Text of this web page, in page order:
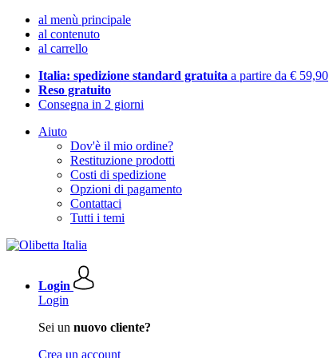
al menù principale
al contenuto
al carrello
Italia: spedizione standard gratuita a partire da € 59,90
Reso gratuito
Consegna in 2 giorni
Aiuto
Dov'è il mio ordine?
Restituzione prodotti
Costi di spedizione
Opzioni di pagamento
Contattaci
Tutti i temi
Login
Login
Sei un nuovo cliente?
Crea un account